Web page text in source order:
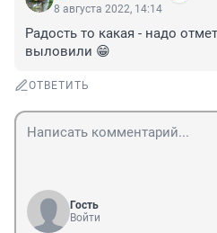
8 августа 2022, 14:14
Радость то какая - надо
выловили 😁
ОТВЕТИТЬ
Гость
Войти